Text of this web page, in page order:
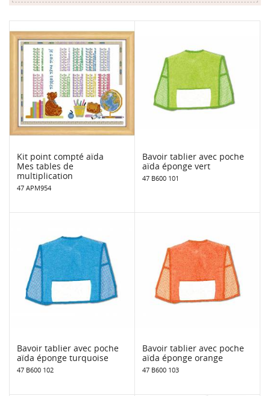
Kit point compté aïda
Mes tables de
multiplication
47 APM954
Bavoir tablier avec poche
aïda éponge vert
47 B600 101
Bavoir tablier avec poche
aïda éponge turquoise
47 B600 102
Bavoir tablier avec poche
aïda éponge orange
47 B600 103